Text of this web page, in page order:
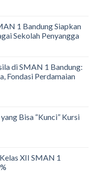
1 Bandung Siapkan
Sekolah Penyangga
di SMAN 1 Bandung:
Fondasi Perdamaian
Bisa “Kunci” Kursi
XII SMAN 1